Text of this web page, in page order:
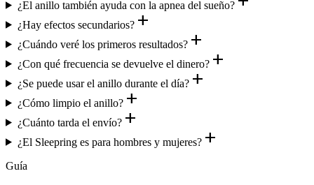
¿El anillo también ayuda con la apnea del sueño?
¿Hay efectos secundarios?add
¿Cuándo veré los primeros resultados?add
¿Con qué frecuencia se devuelve el dinero?add
¿Se puede usar el anillo durante el día?add
¿Cómo limpio el anillo?add
¿Cuánto tarda el envío?add
¿El Sleepring es para hombres y mujeres?add
Guía